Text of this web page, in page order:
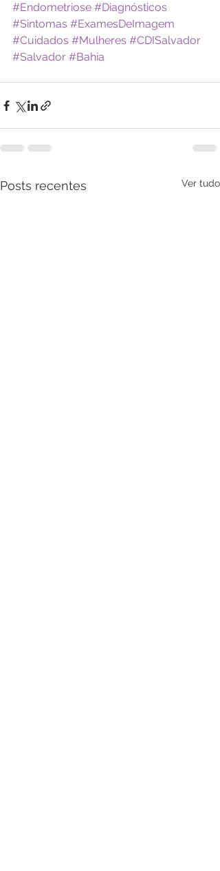
#Endometriose #Diagnósticos
#Sintomas #ExamesDeImagem
#Cuidados #Mulheres #CDISalvador
#Salvador #Bahia
Posts recentes Ver tudo